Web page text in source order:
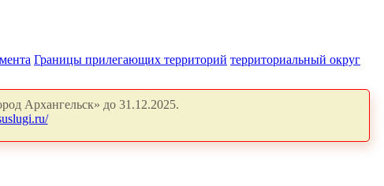
Границы прилегающих территорий территориальный округ
Архангельск» до 31.12.2025.